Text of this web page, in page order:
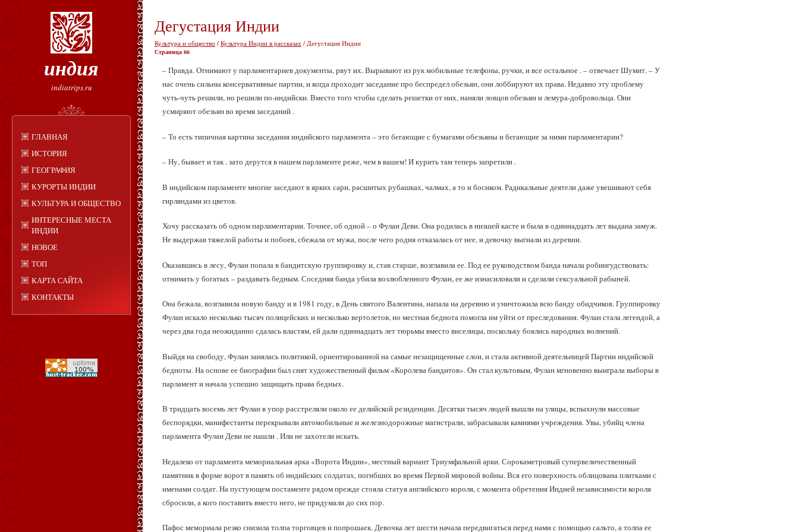
индия
indiatrips.ru
ГЛАВНАЯ
ИСТОРИЯ
ГЕОГРАФИЯ
КУРОРТЫ ИНДИИ
КУЛЬТУРА И ОБЩЕСТВО
ИНТЕРЕСНЫЕ МЕСТА
ИНДИИ
НОВОЕ
ТОП
КАРТА САЙТА
КОНТАКТЫ
Дегустация Индии
Культура и общество / Культура Индии в рассказах / Дегустация Индии
Страница 66
– Правда. Отнимают у парламентариев документы, рвут их. Вырывают из рук мобильные телефоны, ручки, и все остальное . – отвечает Шумит. – У
нас очень сильны консервативные партии, и когда проходит заседание про беспредел обезьян, они лоббируют их права. Недавно эту проблему
чуть-чуть решили, но решили по-индийски. Вместо того чтобы сделать решетки от них, наняли ловцов обезьян и лемура-добровольца. Они
усмиряют обезьян во время заседаний .
– То есть типичная картина заседания индийского парламента – это бегающие с бумагами обезьяны и бегающие за ними парламентарии?
– Ну, бывает и так . зато дерутся в нашем парламенте реже, чем в вашем! И курить там теперь запретили .
В индийском парламенте многие заседают в ярких сари, расшитых рубашках, чалмах, а то и босиком. Радикальные деятели даже увешивают себя
гирляндами из цветов.
Хочу рассказать об одном парламентарии. Точнее, об одной – о Фулан Деви. Она родилась в низшей касте и была в одиннадцать лет выдана замуж.
Не выдержав тяжелой работы и побоев, сбежала от мужа, после чего родня отказалась от нее, и девочку выгнали из деревни.
Оказавшись в лесу, Фулан попала в бандитскую группировку и, став старше, возглавила ее. Под ее руководством банда начала робингудствовать:
отнимать у богатых – раздавать бедным. Соседняя банда убила возлюбленного Фулан, ее же изнасиловали и сделали сексуальной рабыней.
Она бежала, возглавила новую банду и в 1981 году, в День святого Валентина, напала на деревню и уничтожила всю банду обидчиков. Группировку
Фулан искало несколько тысяч полицейских и несколько вертолетов, но местная беднота помогла им уйти от преследования. Фулан стала легендой, а
через два года неожиданно сдалась властям, ей дали одиннадцать лет тюрьмы вместо виселицы, поскольку боялись народных волнений.
Выйдя на свободу, Фулан занялась политикой, ориентированной на самые незащищенные слои, и стала активной деятельницей Партии индийской
бедноты. На основе ее биографии был снят художественный фильм «Королева бандитов». Он стал культовым, Фулан мгновенно выиграла выборы в
парламент и начала успешно защищать права бедных.
В тридцать восемь лет Фулан в упор расстреляли около ее делийской резиденции. Десятки тысяч людей вышли на улицы, вспыхнули массовые
беспорядки, манифестанты перекрывали автомобильные и железнодорожные магистрали, забрасывали камнями учреждения. Увы, убийц члена
парламента Фулан Деви не нашли . Или не захотели искать.
Недалеко от парламента мемориальная арка «Ворота Индии», местный вариант Триумфальной арки. Сорокаметровый супервеличественный
памятник в форме ворот в память об индийских солдатах, погибших во время Первой мировой войны. Вся его поверхность облицована плитками с
именами солдат. На пустующем постаменте рядом прежде стояла статуя английского короля, с момента обретения Индией независимости короля
сбросили, а кого поставить вместо него, не придумали до сих пор.
Пафос мемориала резко снизила толпа торговцев и попрошаек. Девочка лет шести начала передвигаться перед нами с помощью сальто, а толпа ее